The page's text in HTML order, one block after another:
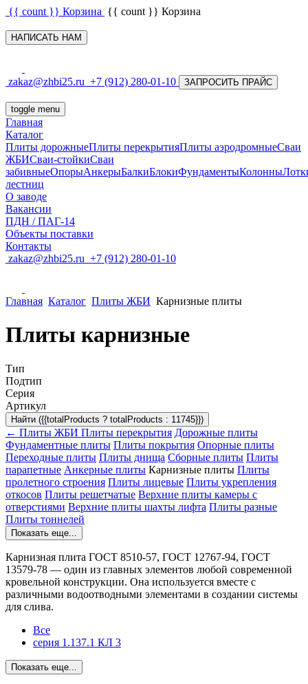
{{ count }} Корзина {{ count }} Корзина
НАПИСАТЬ НАМ
zakaz@zhbi25.ru +7 (912) 280-01-10 ЗАПРОСИТЬ ПРАЙС
toggle menu
Главная
Каталог
Плиты дорожныеПлиты перекрытияПлиты аэродромныеСваи
ЖБИСваи-стойкиСваи
забивныеОпорыАнкерыБалкиБлокиФундаментыКолонны
лестниц
О заводе
Вакансии
ПДН / ПАГ-14
Объекты поставки
Контакты
zakaz@zhbi25.ru +7 (912) 280-01-10
Главная Каталог Плиты ЖБИ Карнизные плиты
Плиты карнизные
Тип
Подтип
Серия
Артикул
Найти ({{totalProducts ? totalProducts : 11745}})
← Плиты ЖБИ Плиты перекрытия Дорожные плиты
Фундаментные плиты Плиты покрытия Опорные плиты
Переходные плиты Плиты днища Сборные плиты Плиты
парапетные Анкерные плиты Карнизные плиты Плиты
пролетного строения Плиты лицевые Плиты укрепления
откосов Плиты решетчатые Верхние плиты камеры с
отверстиями Верхние плиты шахты лифта Плиты разные
Плиты тоннелей
Показать еще...
Карнизная плита ГОСТ 8510-57, ГОСТ 12767-94, ГОСТ
13579-78 — один из главных элементов любой современной
кровельной конструкции. Она используется вместе с
различными водоотводными элементами в создании системы
для слива.
Все
серия 1.137.1 КЛ 3
Показать еще...